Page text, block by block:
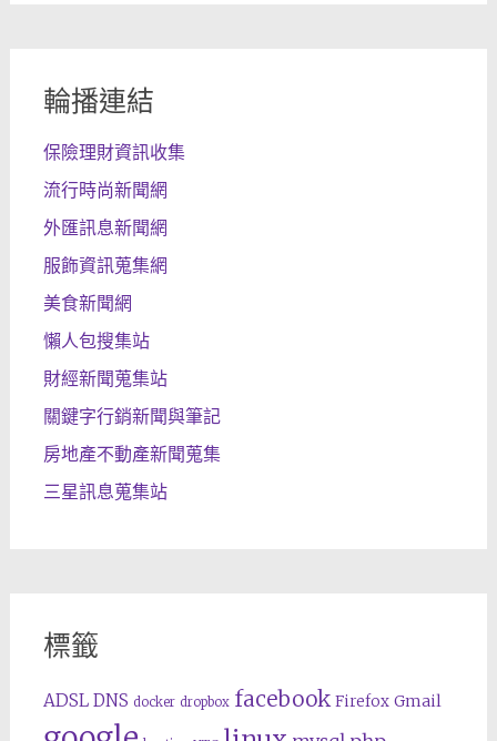
輪播連結
保險理財資訊收集
流行時尚新聞網
外匯訊息新聞網
服飾資訊蒐集網
美食新聞網
懶人包搜集站
財經新聞蒐集站
關鍵字行銷新聞與筆記
房地產不動產新聞蒐集
三星訊息蒐集站
標籤
ADSL DNS docker dropbox facebook Firefox Gmail